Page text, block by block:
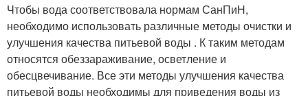
Чтобы вода соответствовала нормам СанПиН,
необходимо использовать различные методы очистки и
улучшения качества питьевой воды . К таким методам
относятся обеззараживание, осветление и
обесцвечивание. Все эти методы улучшения качества
питьевой воды необходимы для приведения воды из